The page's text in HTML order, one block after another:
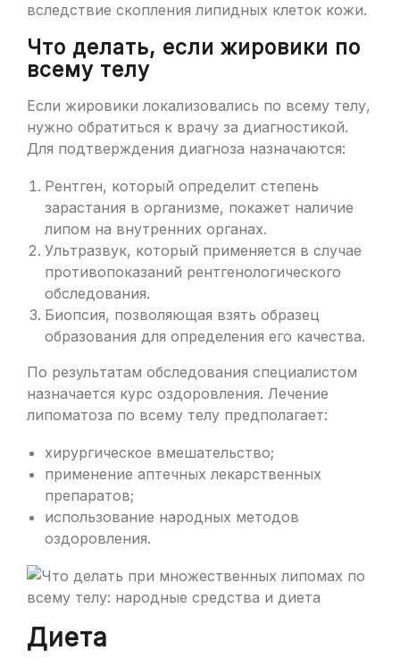
вследствие скопления липидных клеток кожи.
Что делать, если жировики по
всему телу
Если жировики локализовались по всему телу,
нужно обратиться к врачу за диагностикой.
Для подтверждения диагноза назначаются:
Рентген, который определит степень
зарастания в организме, покажет наличие
липом на внутренних органах.
Ультразвук, который применяется в случае
противопоказаний рентгенологического
обследования.
Биопсия, позволяющая взять образец
образования для определения его качества.
По результатам обследования специалистом
назначается курс оздоровления. Лечение
липоматоза по всему телу предполагает:
хирургическое вмешательство;
применение аптечных лекарственных
препаратов;
использование народных методов
оздоровления.
Диета